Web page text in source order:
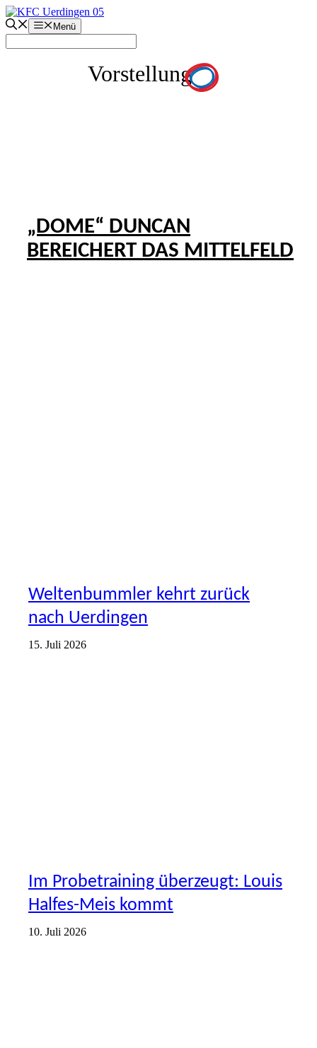
Zum
Inhalt
springen
Menü
Vorstellung
„DOME“ DUNCAN
BEREICHERT DAS MITTELFELD
Weltenbummler kehrt zurück
nach Uerdingen
15. Juli 2026
Im Probetraining überzeugt: Louis
Halfes-Meis kommt
10. Juli 2026